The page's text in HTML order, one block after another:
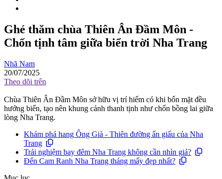
Ghé thăm chùa Thiên Ân Đầm Môn -
Chốn tịnh tâm giữa biển trời Nha Trang
Nhã Nam
20/07/2025
Theo dõi trên
Chùa Thiên Ân Đầm Môn sở hữu vị trí hiếm có khi bốn mặt đều
hướng biển, tạo nên khung cảnh thanh tịnh như chốn bồng lai giữa
lòng Nha Trang.
Khám phá hang Ông Già - Thiên đường ẩn giấu của Nha
Trang
Trải nghiệm bay đêm Nha Trang không cần nhìn giá?
Đến Cam Ranh Nha Trang tháng mấy đẹp nhất?